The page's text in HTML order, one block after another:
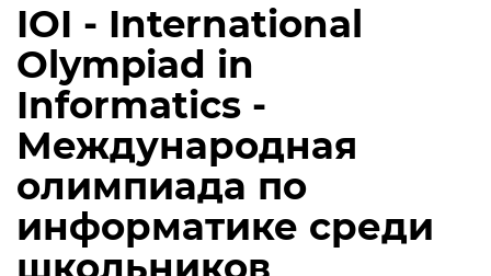
IOI - International
Olympiad in
Informatics -
Международная
олимпиада по
информатике среди